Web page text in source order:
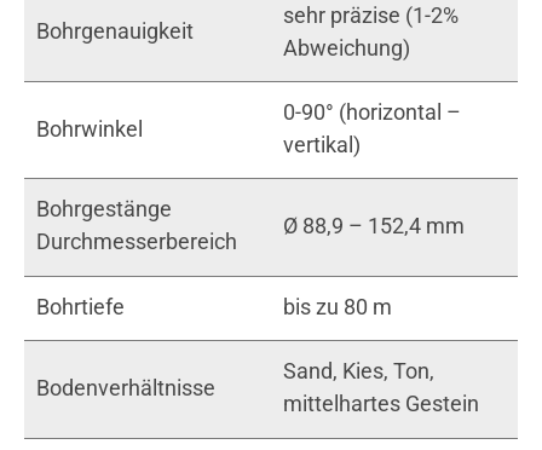
Bohrgenauigkeit
sehr präzise (1-2%
Abweichung)
Bohrwinkel
0-90° (horizontal –
vertikal)
Bohrgestänge
Durchmesserbereich
Ø 88,9 – 152,4 mm
Bohrtiefe bis zu 80 m
Bodenverhältnisse
Sand, Kies, Ton,
mittelhartes Gestein